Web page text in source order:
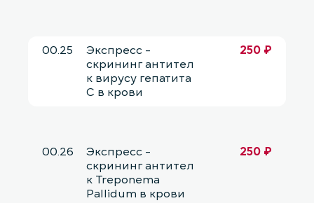
00.25
Экспресс -
скрининг антител
к вирусу гепатита
С в крови
250 ₽
00.26
Экспресс -
скрининг антител
к Treponema
Pallidum в крови
250 ₽